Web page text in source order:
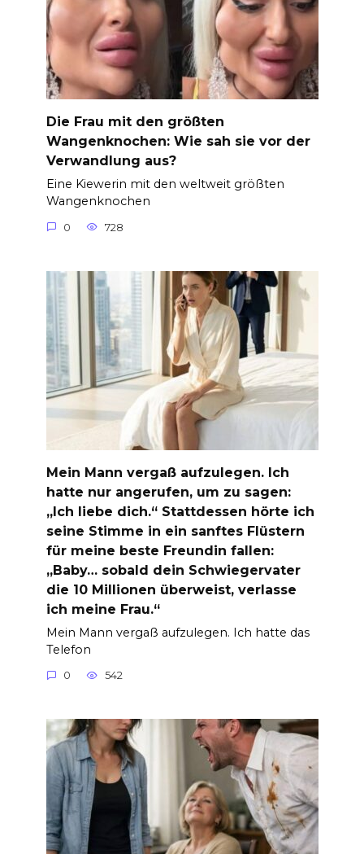
Die Frau mit den größten
Wangenknochen: Wie sah sie vor der
Verwandlung aus?
Eine Kiewerin mit den weltweit größten
Wangenknochen
0 728
Mein Mann vergaß aufzulegen. Ich
hatte nur angerufen, um zu sagen:
„Ich liebe dich.“ Stattdessen hörte ich
seine Stimme in ein sanftes Flüstern
für meine beste Freundin fallen:
„Baby… sobald dein Schwiegervater
die 10 Millionen überweist, verlasse
ich meine Frau.“
Mein Mann vergaß aufzulegen. Ich hatte das
Telefon
0 542